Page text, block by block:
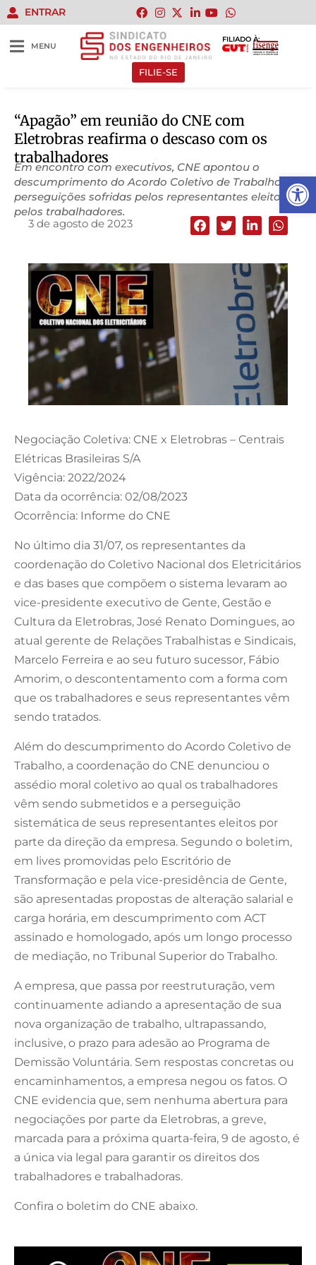
Abrir
ENTRAR
MENU
FILIADO À:
FILIE-SE
“Apagão” em reunião do CNE com
Eletrobras reafirma o descaso com os
trabalhadores
Em encontro com executivos, CNE apontou o
descumprimento do Acordo Coletivo de Trabalho e
perseguições sofridas pelos representantes eleitos
pelos trabalhadores.
3 de agosto de 2023
Negociação Coletiva: CNE x Eletrobras – Centrais
Elétricas Brasileiras S/A
Vigência: 2022/2024
Data da ocorrência: 02/08/2023
Ocorrência: Informe do CNE
No último dia 31/07, os representantes da
coordenação do Coletivo Nacional dos Eletricitários
e das bases que compõem o sistema levaram ao
vice-presidente executivo de Gente, Gestão e
Cultura da Eletrobras, José Renato Domingues, ao
atual gerente de Relações Trabalhistas e Sindicais,
Marcelo Ferreira e ao seu futuro sucessor, Fábio
Amorim, o descontentamento com a forma com
que os trabalhadores e seus representantes vêm
sendo tratados.
Além do descumprimento do Acordo Coletivo de
Trabalho, a coordenação do CNE denunciou o
assédio moral coletivo ao qual os trabalhadores
vêm sendo submetidos e a perseguição
sistemática de seus representantes eleitos por
parte da direção da empresa. Segundo o boletim,
em lives promovidas pelo Escritório de
Transformação e pela vice-presidência de Gente,
são apresentadas propostas de alteração salarial e
carga horária, em descumprimento com ACT
assinado e homologado, após um longo processo
de mediação, no Tribunal Superior do Trabalho.
A empresa, que passa por reestruturação, vem
continuamente adiando a apresentação de sua
nova organização de trabalho, ultrapassando,
inclusive, o prazo para adesão ao Programa de
Demissão Voluntária. Sem respostas concretas ou
encaminhamentos, a empresa negou os fatos. O
CNE evidencia que, sem nenhuma abertura para
negociações por parte da Eletrobras, a greve,
marcada para a próxima quarta-feira, 9 de agosto, é
a única via legal para garantir os direitos dos
trabalhadores e trabalhadoras.
Confira o boletim do CNE abaixo.